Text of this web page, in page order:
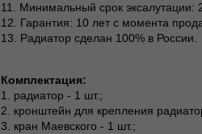
11. Минимальный срок эксалутации:
12. Гарантия: 10 лет с момента
13. Радиатор сделан 100% в России.
Комплектация:
1. радиатор - 1 шт.;
2. кронштейн для крепления
3. кран Маевского - 1 шт.;